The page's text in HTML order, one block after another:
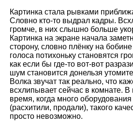
Картинка стала рывками
Словно кто-то выдрал кадры.
громче, в них слышно больше
Картинка на экране начала
сторону, словно плёнку на
голоса потихоньку становятся
как если бы где-то вот-вот
шум становится донельзя
Волка звучат так реально, что
всхлипывает сейчас в комнате. В
время, когда много
(расхитили, продали), такого
просто невозможно.